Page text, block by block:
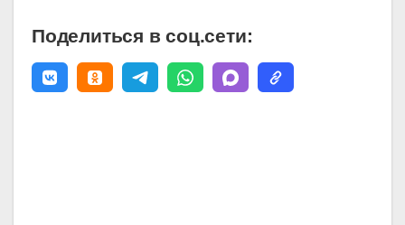
Поделиться в соц.сети: